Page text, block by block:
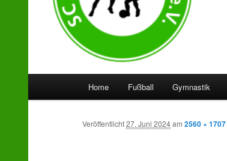
Zum
Inhalt
Zum
sekundären
Home Fußball Gymnastik
Veröffentlicht27. Juni 2024am2560 × 1707